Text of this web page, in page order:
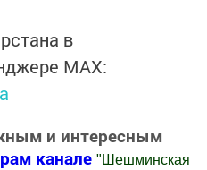
в
MАХ:
и интересным
канале " Шешминская